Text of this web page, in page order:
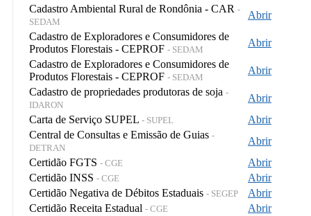
Cadastro Ambiental Rural de Rondônia - CAR -
SEDAM
Abrir
Cadastro de Exploradores e Consumidores de
Produtos Florestais - CEPROF - SEDAM
Abrir
Cadastro de Exploradores e Consumidores de
Produtos Florestais - CEPROF - SEDAM
Abrir
Cadastro de propriedades produtoras de soja -
IDARON
Abrir
Carta de Serviço SUPEL - SUPEL
Abrir
Central de Consultas e Emissão de Guias -
DETRAN
Abrir
Certidão FGTS - CGE
Abrir
Certidão INSS - CGE
Abrir
Certidão Negativa de Débitos Estaduais - SEGEP
Abrir
Certidão Receita Estadual - CGE
Abrir